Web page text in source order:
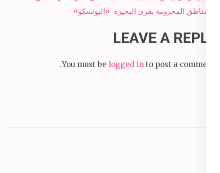
navigation
«اليونسكو» بالمناطق المحرومة بقرى البحيرة
LEAVE A REPLY
You must be logged in to post a comment.